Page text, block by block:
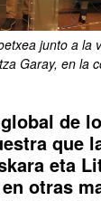
junto a la
Garay, en la
de
que
eta
otras